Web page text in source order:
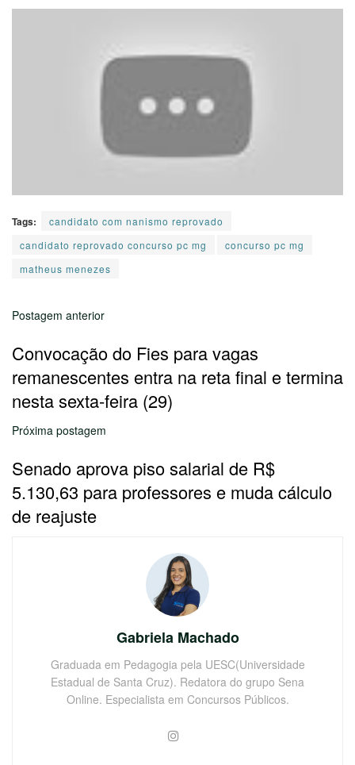
Tags:
candidato com nanismo reprovado
candidato reprovado concurso pc mg
concurso pc mg
matheus menezes
Postagem anterior
Convocação do Fies para vagas
remanescentes entra na reta final e termina
nesta sexta-feira (29)
Próxima postagem
Senado aprova piso salarial de R$
5.130,63 para professores e muda cálculo
de reajuste
Gabriela Machado
Graduada em Pedagogia pela UESC(Universidade
Estadual de Santa Cruz). Redatora do grupo Sena
Online. Especialista em Concursos Públicos.